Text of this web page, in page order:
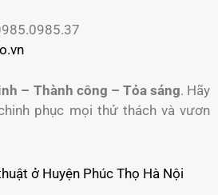
– Thành công – Tỏa sáng. Hãy
phục mọi thử thách và vươn
ở Huyện Phúc Thọ Hà Nội